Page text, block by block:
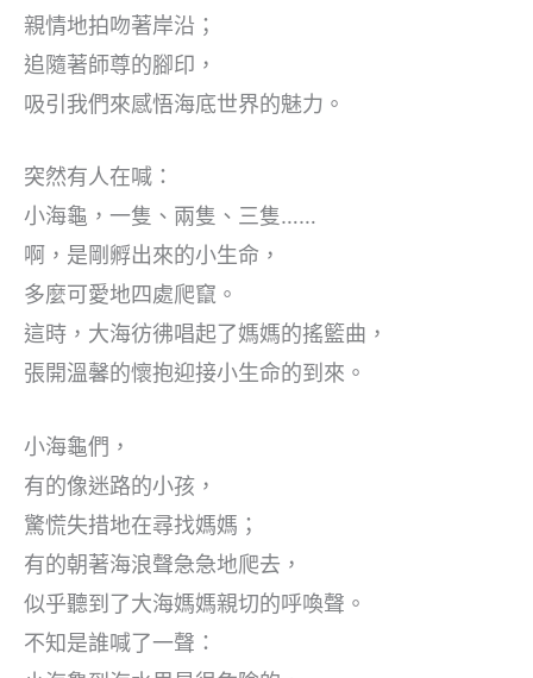
親情地拍吻著岸沿；
追隨著師尊的腳印，
吸引我們來感悟海底世界的魅力。
突然有人在喊：
小海龜，一隻、兩隻、三隻……
啊，是剛孵出來的小生命，
多麼可愛地四處爬竄。
這時，大海彷彿唱起了媽媽的搖籃曲，
張開溫馨的懷抱迎接小生命的到來。
小海龜們，
有的像迷路的小孩，
驚慌失措地在尋找媽媽；
有的朝著海浪聲急急地爬去，
似乎聽到了大海媽媽親切的呼喚聲。
不知是誰喊了一聲：